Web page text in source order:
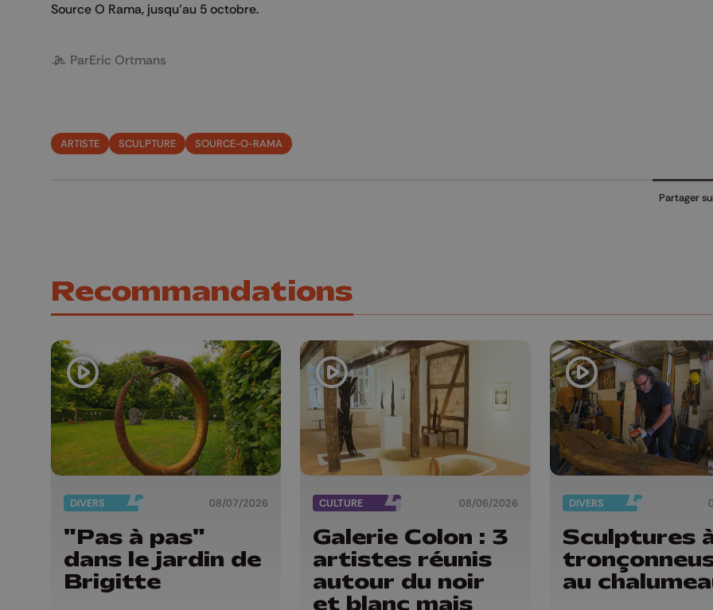
Source O Rama, jusqu’au 5 octobre.
ParEric Ortmans
ARTISTE SCULPTURE SOURCE-O-RAMA
Partager
Recommandations
DIVERS 08/07/2026
"Pas à pas"
dans le jardin de
Brigitte
CULTURE 08/06/2026
Galerie Colon : 3
artistes réunis
autour du noir
et blanc mais
DIVERS
Sculptures
au